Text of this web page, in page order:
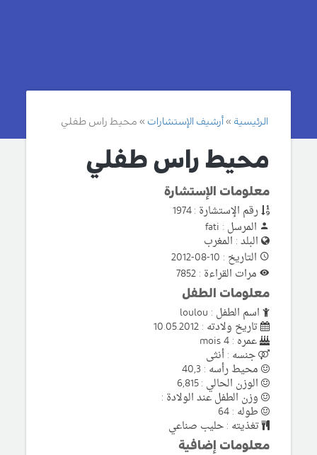
الرئيسية أرشيف الإستشارات محيط راس طفلي
محيط راس طفلي
معلومات الإستشارة
رقم الإستشارة : 1974
المرسل : fati
البلد : المغرب
التاريخ : 10-08-2012
مرات القراءة : 7852
معلومات الطفل
اسم الطفل : loulou
تاريخ ولادته : 10.05.2012
عمره : 4 mois
جنسه : أنثى
محيط رأسه : 40,3
الوزن الحالي : 6,815
وزن الطفل عند الولادة :
طوله : 64
تغذيته : حليب صناعي
معلومات إضافية